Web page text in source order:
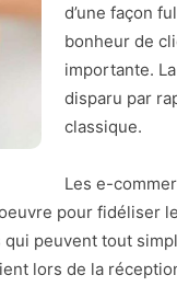
d’une façon
bonheur de
importante.
disparu par
classique.
Les e-
pour fidéliser
qui peuvent tout
lors de la